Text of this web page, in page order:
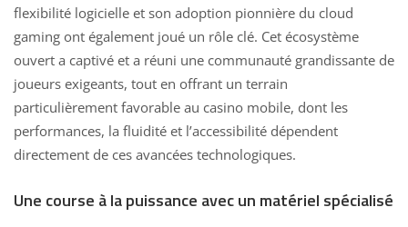
flexibilité logicielle et son adoption pionnière du cloud
gaming ont également joué un rôle clé. Cet écosystème
ouvert a captivé et a réuni une communauté grandissante de
joueurs exigeants, tout en offrant un terrain
particulièrement favorable au casino mobile, dont les
performances, la fluidité et l’accessibilité dépendent
directement de ces avancées technologiques.
Une course à la puissance avec un matériel spécialisé